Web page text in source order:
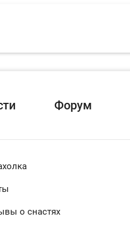
Форум
о снастях